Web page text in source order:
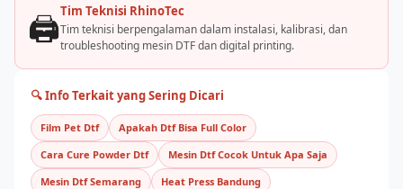
🖨️Tim Teknisi RhinoTec
Tim teknisi berpengalaman dalam instalasi, kalibrasi, dan
troubleshooting mesin DTF dan digital printing.
🔍 Info Terkait yang Sering Dicari
Film Pet Dtf
Apakah Dtf Bisa Full Color
Cara Cure Powder Dtf
Mesin Dtf Cocok Untuk Apa Saja
Mesin Dtf Semarang
Heat Press Bandung